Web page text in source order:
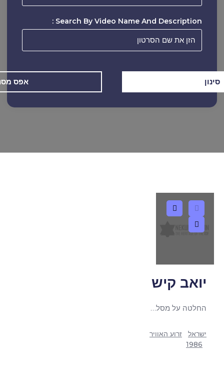
Search By Video Name And Description :
אפס
יואב קיש
החלטה על מסלול בו אתה מתקדם בקריירה הצבאית.
ישראל
זרוע האוויר
1986